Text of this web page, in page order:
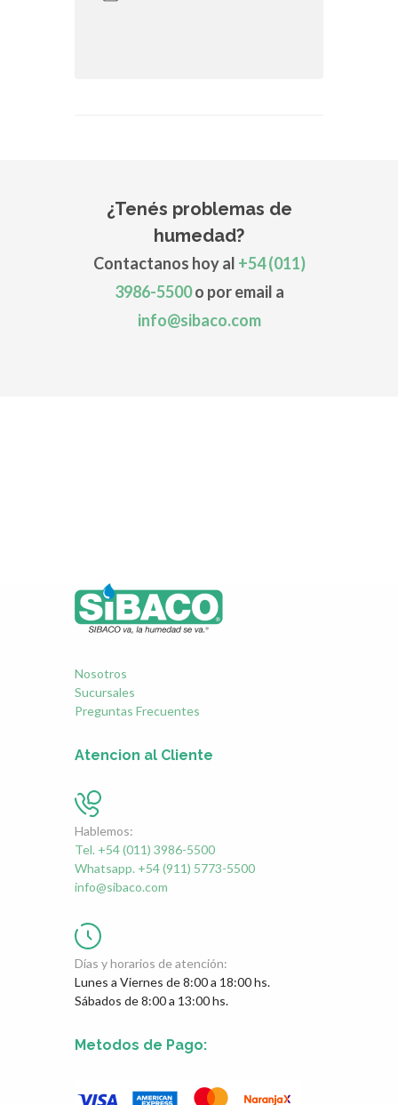
¿Tenés problemas de
humedad?
Contactanos hoy al +54 (011)
3986-5500o por email a
info@sibaco.com
Nosotros
Sucursales
Preguntas Frecuentes
Atencion al Cliente
Hablemos:
Tel. +54 (011) 3986-5500
Whatsapp. +54 (911) 5773-5500
info@sibaco.com
Días y horarios de atención:
Lunes a Viernes de 8:00 a 18:00 hs.
Sábados de 8:00 a 13:00 hs.
Metodos de Pago: